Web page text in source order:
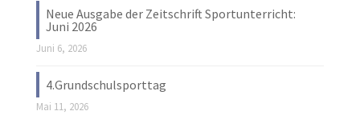
Neue Ausgabe der Zeitschrift Sportunterricht:
Juni 2026
Juni 6, 2026
4.Grundschulsporttag
Mai 11, 2026